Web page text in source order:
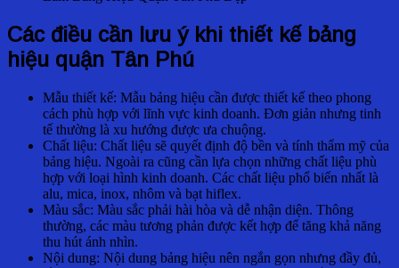
Các điều cần lưu ý khi thiết kế bảng
hiệu quận Tân Phú
Mẫu thiết kế: Mẫu bảng hiệu cần được thiết kế theo phong
cách phù hợp với lĩnh vực kinh doanh. Đơn giản nhưng tinh
tế thường là xu hướng được ưa chuộng.
Chất liệu: Chất liệu sẽ quyết định độ bền và tính thẩm mỹ của
bảng hiệu. Ngoài ra cũng cần lựa chọn những chất liệu phù
hợp với loại hình kinh doanh. Các chất liệu phổ biến nhất là
alu, mica, inox, nhôm và bạt hiflex.
Màu sắc: Màu sắc phải hài hòa và dễ nhận diện. Thông
thường, các màu tương phản được kết hợp để tăng khả năng
thu hút ánh nhìn.
Nội dung: Nội dung bảng hiệu nên ngắn gọn nhưng đầy đủ,